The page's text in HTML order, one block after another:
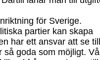
för Sverige.
partier kan skapa
har ett ansvar att se till
så goda som möjligt.